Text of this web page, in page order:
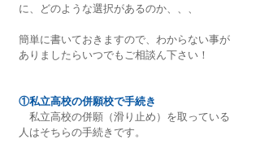
に、どのような選択があるのか、、、
簡単に書いておきますので、わからない事が
ありましたらいつでもご相談ん下さい！
①私立高校の併願校で手続き
私立高校の併願（滑り止め）を取っている
人はそちらの手続きです。